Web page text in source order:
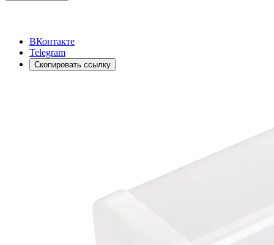
ВКонтакте
Telegram
Скопировать ссылку